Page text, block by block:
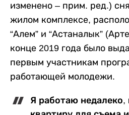
изменено – прим. ред.)
жилом комплексе,
“Алем” и “Астаналык”
конце 2019 года было
первым участникам
работающей молодежи.
Я работаю недалеко,